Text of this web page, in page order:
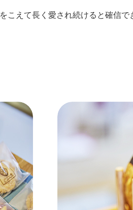
をこえて長く愛され続けると確信で